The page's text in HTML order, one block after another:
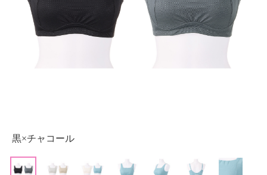
黒×チャコール